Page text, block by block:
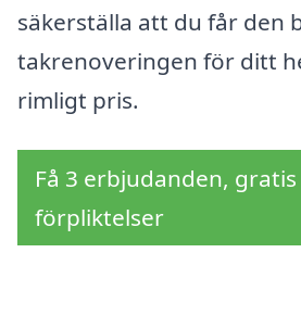
säkerställa att du får den
takrenoveringen för ditt
rimligt pris.
Få 3 erbjudanden,
förpliktelser